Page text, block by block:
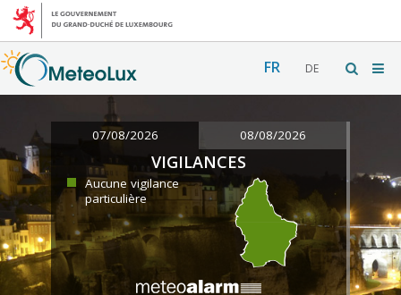
FR DE
07/08/2026 08/08/2026
VIGILANCES
Aucune vigilance
particulière